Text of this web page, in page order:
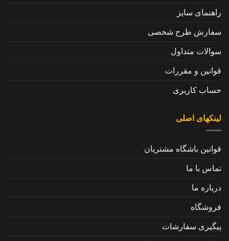
راهنمای سایز
سفارش طرح شخصی
سوالات متداول
قوانین و مقررات
حساب کاربری
لینکهای اصلی
قوانین باشگاه مشتریان
تماس با ما
درباره ما
فروشگاه
پیگیری سفارشات